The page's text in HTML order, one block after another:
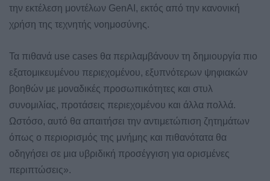
την εκτέλεση μοντέλων GenAI, εκτός από την κανονική
χρήση της τεχνητής νοημοσύνης.
Τα πιθανά use cases θα περιλαμβάνουν τη δημιουργία πιο
εξατομικευμένου περιεχομένου, εξυπνότερων ψηφιακών
βοηθών με μοναδικές προσωπικότητες και στυλ
συνομιλίας, προτάσεις περιεχομένου και άλλα πολλά.
Ωστόσο, αυτό θα απαιτήσει την αντιμετώπιση ζητημάτων
όπως ο περιορισμός της μνήμης και πιθανότατα θα
οδηγήσει σε μια υβριδική προσέγγιση για ορισμένες
περιπτώσεις».